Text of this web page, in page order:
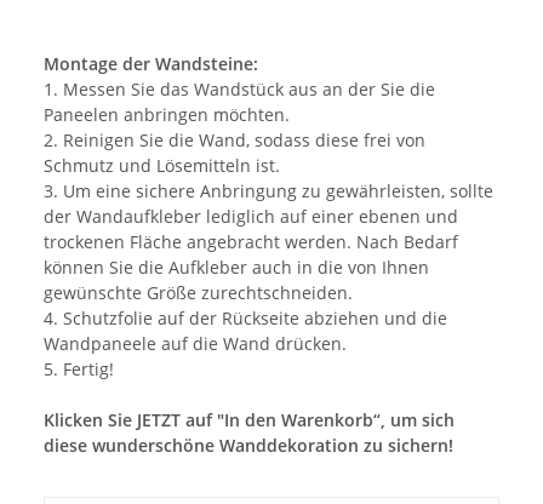
Montage der Wandsteine:
1. Messen Sie das Wandstück aus an der Sie die
Paneelen anbringen möchten.
2. Reinigen Sie die Wand, sodass diese frei von
Schmutz und Lösemitteln ist.
3. Um eine sichere Anbringung zu gewährleisten, sollte
der Wandaufkleber lediglich auf einer ebenen und
trockenen Fläche angebracht werden. Nach Bedarf
können Sie die Aufkleber auch in die von Ihnen
gewünschte Größe zurechtschneiden.
4. Schutzfolie auf der Rückseite abziehen und die
Wandpaneele auf die Wand drücken.
5. Fertig!
Klicken Sie JETZT auf "In den Warenkorb“, um sich
diese wunderschöne Wanddekoration zu sichern!